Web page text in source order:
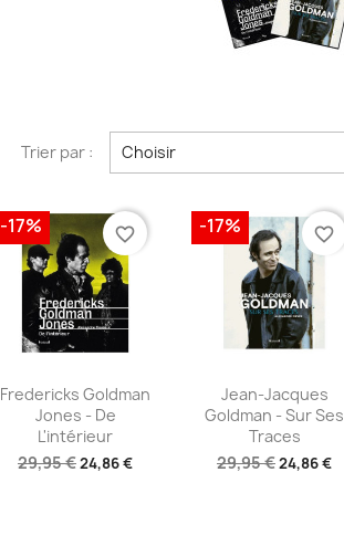
Trier par : Choisir
Aperçu rapide
Fredericks Goldman
Jones - De
L'intérieur
29,95 €24,86 €
-17% favorite_border
Aperçu rapide
Jean-Jacques
Goldman - Sur Ses
Traces
29,95 €24,86 €
-17% favorite_border